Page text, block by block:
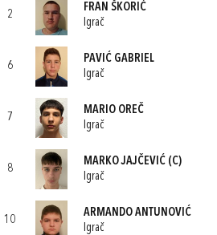
2
FRAN ŠKORIĆ
Igrač
6
PAVIĆ GABRIEL
Igrač
7
MARIO OREČ
Igrač
8
MARKO JAJČEVIĆ (C)
Igrač
10
ARMANDO ANTUNOVIĆ
Igrač